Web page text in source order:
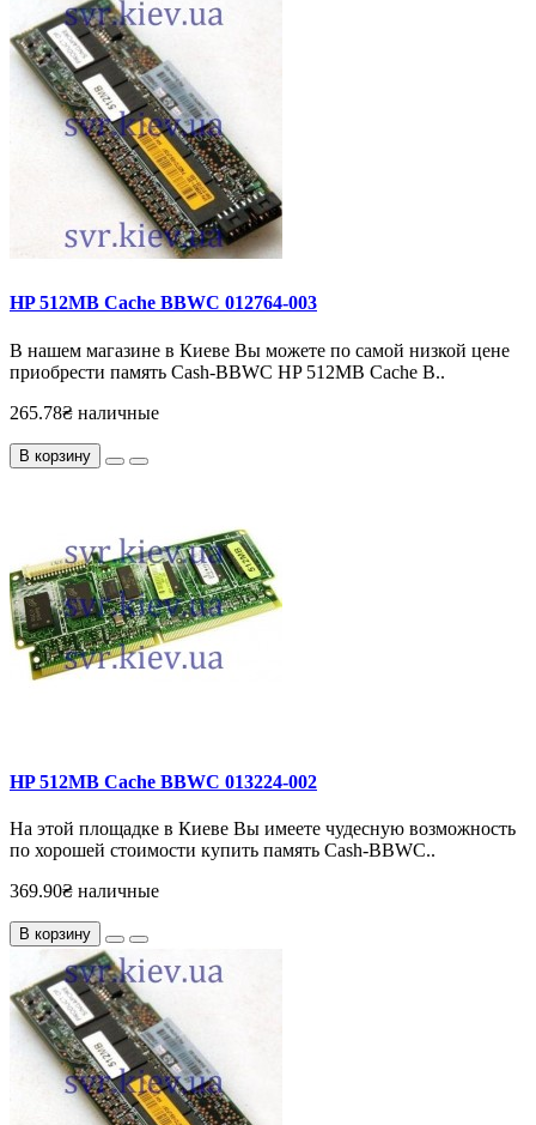
HP 512MB Cache BBWC 012764-003
В нашем магазине в Киеве Вы можете по самой низкой цене
приобрести память Cash-BBWC HP 512MB Cache B..
265.78₴ наличные
В корзину
HP 512MB Cache BBWC 013224-002
На этой площадке в Киеве Вы имеете чудесную возможность
по хорошей стоимости купить память Cash-BBWC..
369.90₴ наличные
В корзину